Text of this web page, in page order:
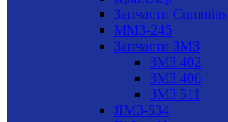
Запчасти Cummins
ММЗ-245
Запчасти ЗМЗ
ЗМЗ 402
ЗМЗ 406
ЗМЗ 511
ЯМЗ-534